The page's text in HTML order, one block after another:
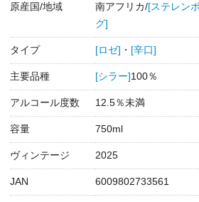
原産国/地域 南アフリカ/[ステレン
グ]
タイプ [ロゼ] ・ [辛口]
主要品種 [シラー] 100％
アルコール度数 12.5％未満
容量 750ml
ヴィンテージ 2025
JAN 6009802733561